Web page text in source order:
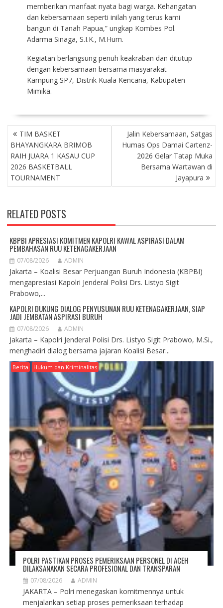
memberikan manfaat nyata bagi warga. Kehangatan
dan kebersamaan seperti inilah yang terus kami
bangun di Tanah Papua,” ungkap Kombes Pol.
Adarma Sinaga, S.I.K., M.Hum.
Kegiatan berlangsung penuh keakraban dan ditutup
dengan kebersamaan bersama masyarakat
Kampung SP7, Distrik Kuala Kencana, Kabupaten
Mimika.
NAVIGASI
POSTIM BASKET
BHAYANGKARA BRIMOB
RAIH JUARA 1 KASAU CUP
2026 BASKETBALL
TOURNAMENT
Jalin Kebersamaan, Satgas
Humas Ops Damai Cartenz-
2026 Gelar Tatap Muka
Bersama Wartawan di
Jayapura
RELATED POSTS
KBPBI APRESIASI KOMITMEN KAPOLRI KAWAL ASPIRASI DALAM
PEMBAHASAN RUU KETENAGAKERJAAN
07/08/2026 ADMIN
Jakarta – Koalisi Besar Perjuangan Buruh Indonesia (KBPBI)
mengapresiasi Kapolri Jenderal Polisi Drs. Listyo Sigit
Prabowo,...
KAPOLRI DUKUNG DIALOG PENYUSUNAN RUU KETENAGAKERJAAN, SIAP
JADI JEMBATAN ASPIRASI BURUH
07/08/2026 ADMIN
Jakarta – Kapolri Jenderal Polisi Drs. Listyo Sigit Prabowo, M.Si.,
menghadiri dialog bersama jajaran Koalisi Besar...
Berita Hukum dan Kriminalitas
POLRI PASTIKAN PROSES PEMERIKSAAN PERSONEL DI ACEH
DILAKSANAKAN SECARA PROFESIONAL DAN TRANSPARAN
07/08/2026 ADMIN
JAKARTA – Polri menegaskan komitmennya untuk
menjalankan setiap proses pemeriksaan terhadap